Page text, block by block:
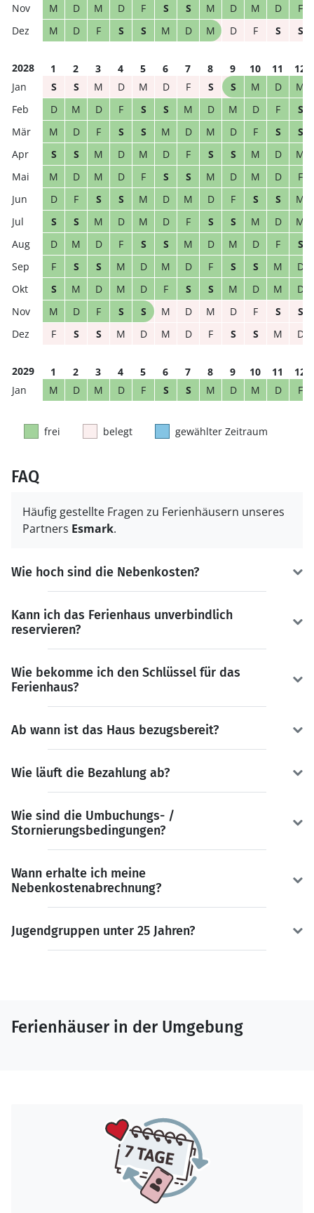
M D M D F S S M D M D
F
M
D F S S M D M D F S S
2028 1 2 3 4 5 6 7 8 9 10 11
12
S
S M D M D F S S M D
M
D
M D F S S M D M D F
S
M
D F S S M D M D F S
S
S
S M D M D F S S M D
M
M
D M D F S S M D M D
F
D
F S S M D M D F S S
M
S
S M D M D F S S M D
M
D
M D F S S M D M D F
S
F
S S M D M D F S S M
D
S
M D M D F S S M D M
D
M
D F S S M D M D F S
S
F
S S M D M D F S S M D
2029 1 2 3 4 5 6 7 8 9 10 11
12
M
D M D F S S M D M D F
frei belegt gewählter Zeitraum
FAQ
Häufig gestellte Fragen zu Ferienhäusern unseres
Partners Esmark.
Wie hoch sind die Nebenkosten?
Kann ich das Ferienhaus unverbindlich
reservieren?
Wie bekomme ich den Schlüssel für das
Ferienhaus?
Ab wann ist das Haus bezugsbereit?
Wie läuft die Bezahlung ab?
Wie sind die Umbuchungs- /
Stornierungsbedingungen?
Wann erhalte ich meine
Nebenkostenabrechnung?
Jugendgruppen unter 25 Jahren?
Ferienhäuser in der Umgebung